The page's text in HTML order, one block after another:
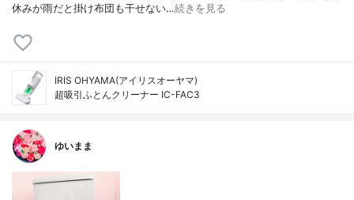
休みが雨だと掛け布団も干せない…続きを見る
IRIS OHYAMA(アイリスオーヤマ)
超吸引ふとんクリーナー IC-FAC3
ゆいまま